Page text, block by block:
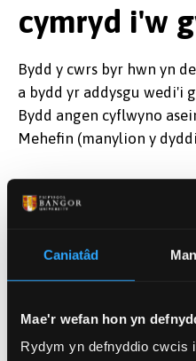
Caniatâd
Mae'r wefan hon yn
Rydym yn defnyddio cwcis
cymryd i'w
Bydd y cwrs byr hwn yn
a bydd yr addysgu wedi'i
Bydd angen cyflwyno
Mehefin (manylion y
Asesiadau
Bydd yr asesiadau ar y
Traethawd
Tasg adfyfyrio